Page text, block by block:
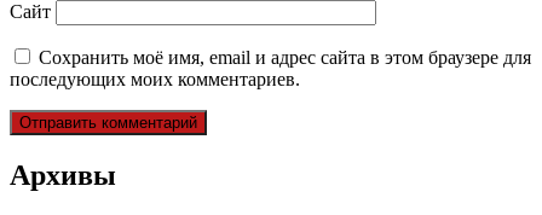
Сайт
Сохранить моё имя, email и адрес сайта в этом браузере для
последующих моих комментариев.
Архивы